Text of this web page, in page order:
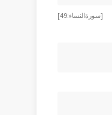
[سورة النساء: 49]